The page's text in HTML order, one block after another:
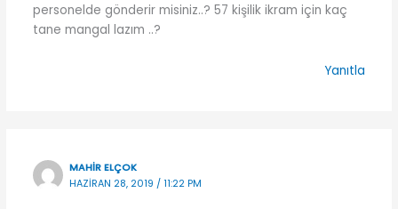
personelde gönderir misiniz..? 57 kişilik ikram için kaç
tane mangal lazım ..?
Yanıtla
MAHIR ELÇOK
HAZIRAN 28, 2019 / 11:22 PM